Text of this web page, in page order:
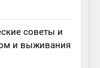
советы и
и выживания